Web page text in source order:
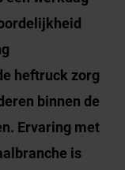
heftruck zorg
binnen de
Ervaring met
is